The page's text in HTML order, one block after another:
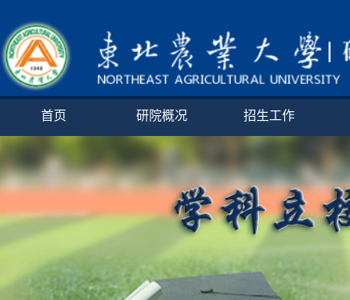
首页 研院概况 招生工作